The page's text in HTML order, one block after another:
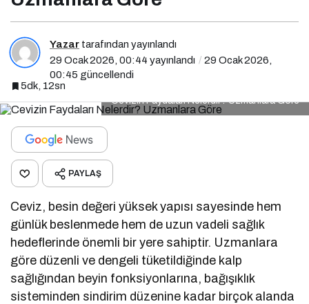
Yazar tarafından yayınlandı
29 Ocak 2026, 00:44 yayınlandı
29 Ocak 2026,
00:45 güncellendi
5dk, 12sn
Cevizin Faydaları Nelerdir? Uzmanlara Göre
PAYLAŞ
Ceviz, besin değeri yüksek yapısı sayesinde hem
günlük beslenmede hem de uzun vadeli sağlık
hedeflerinde önemli bir yere sahiptir. Uzmanlara
göre düzenli ve dengeli tüketildiğinde kalp
sağlığından beyin fonksiyonlarına, bağışıklık
sisteminden sindirim düzenine kadar birçok alanda